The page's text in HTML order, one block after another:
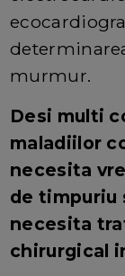
murmur.
Desi multi
maladiilor
necesita
de timpuriu
necesita
chirurgical